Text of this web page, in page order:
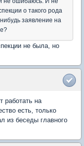
о такого рода
заявление на
не была, но
на
есть, только
из беседы главного